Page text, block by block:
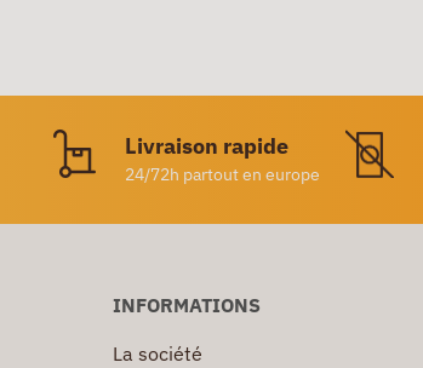
Livraison rapide
24/72h partout en europe
INFORMATIONS
La société